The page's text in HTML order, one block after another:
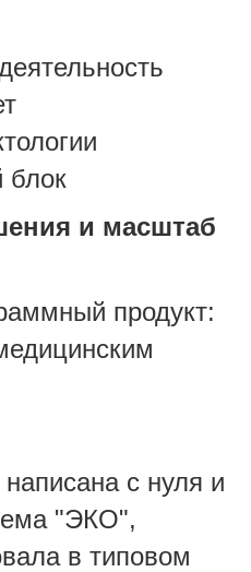
блок
и масштаб
продукт:
с нуля и
"ЭКО",
в типовом